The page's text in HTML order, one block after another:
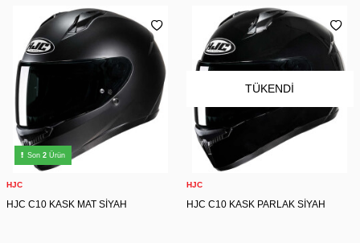
Son 2 Ürün
HJC
HJC C10 KASK MAT SİYAH
TÜKENDI
HJC
HJC C10 KASK PARLAK SİYAH